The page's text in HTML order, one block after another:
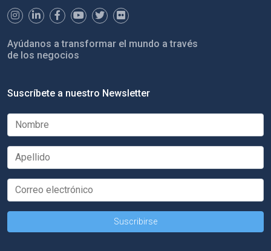
Ayúdanos a transformar el mundo a través
de los negocios
Suscríbete a nuestro Newsletter